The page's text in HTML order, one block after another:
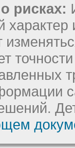
рисках: